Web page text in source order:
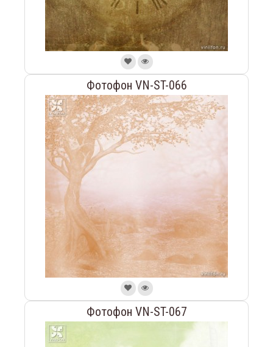
Фотофон VN-ST-066
Фотофон VN-ST-067